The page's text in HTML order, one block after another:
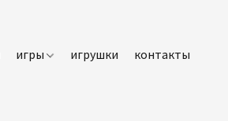
игры игрушки контакты